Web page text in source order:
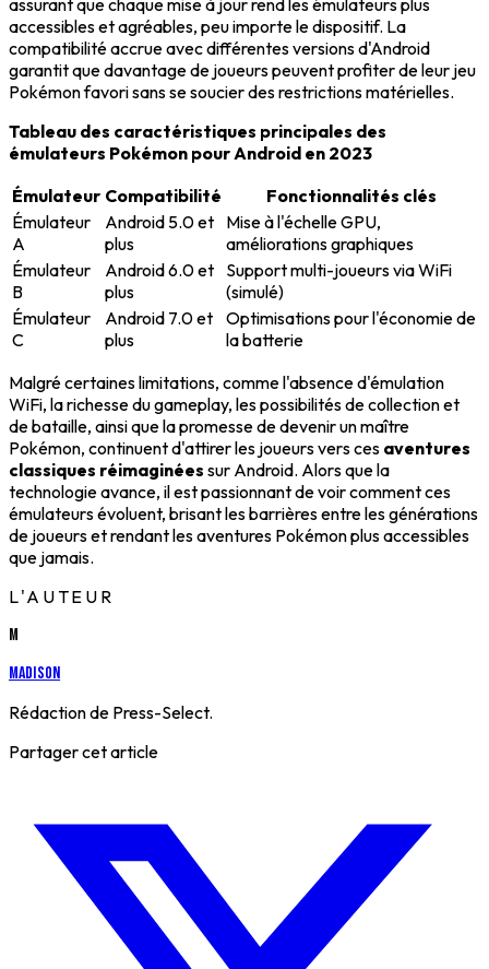
assurant que chaque mise à jour rend les émulateurs plus
accessibles et agréables, peu importe le dispositif. La
compatibilité accrue avec différentes versions d'Android
garantit que davantage de joueurs peuvent profiter de leur jeu
Pokémon favori sans se soucier des restrictions matérielles.
Tableau des caractéristiques principales des
émulateurs Pokémon pour Android en 2023
Émulateur Compatibilité
Fonctionnalités clés
Émulateur
A
Android 5.0 et
plus
Mise à l'échelle GPU,
améliorations graphiques
Émulateur
B
Android 6.0 et
plus
Support multi-joueurs via WiFi
(simulé)
Émulateur
C
Android 7.0 et
plus
Optimisations pour l'économie de
la batterie
Malgré certaines limitations, comme l'absence d'émulation
WiFi, la richesse du gameplay, les possibilités de collection et
de bataille, ainsi que la promesse de devenir un maître
Pokémon, continuent d'attirer les joueurs vers ces aventures
classiques réimaginées sur Android. Alors que la
technologie avance, il est passionnant de voir comment ces
émulateurs évoluent, brisant les barrières entre les générations
de joueurs et rendant les aventures Pokémon plus accessibles
que jamais.
L'AUTEUR
M
Madison
Rédaction de Press-Select.
Partager cet article